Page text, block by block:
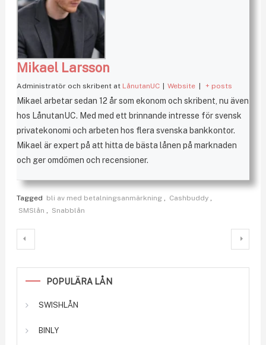
Mikael Larsson
Administratör och skribent at LånutanUC Website + posts
Mikael arbetar sedan 12 år som ekonom och skribent, nu även
hos LånutanUC. Med med ett brinnande intresse för svensk
privatekonomi och arbeten hos flera svenska bankkontor.
Mikael är expert på att hitta de bästa lånen på marknaden
och ger omdömen och recensioner.
Tagged bli av med betalningsanmärkning , Cashbuddy ,
SMSlån , Snabblån
Inläggsnavigering
POPULÄRA LÅN
SWISHLÅN
BINLY